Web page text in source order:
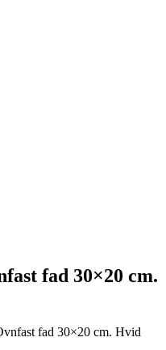
fad 30×20 cm.
fad 30×20 cm. Hvid